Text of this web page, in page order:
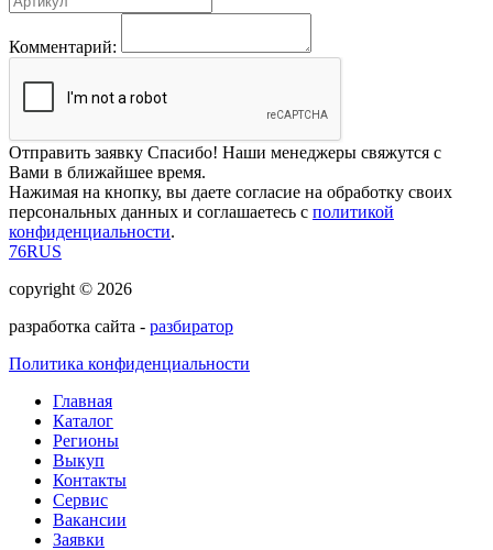
Комментарий:
Отправить заявку Спасибо! Наши менеджеры свяжутся с
Вами в ближайшее время.
Нажимая на кнопку, вы даете согласие на обработку своих
персональных данных и соглашаетесь с политикой
конфиденциальности.
76RUS
copyright © 2026
разработка сайта - разбиратор
Политика конфиденциальности
Главная
Каталог
Регионы
Выкуп
Контакты
Сервис
Вакансии
Заявки